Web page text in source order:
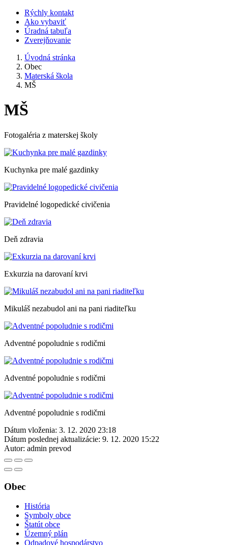
Rýchly kontakt
Ako vybaviť
Úradná tabuľa
Zverejňovanie
Úvodná stránka
Obec
Materská škola
MŠ
MŠ
Fotogaléria z materskej školy
Kuchynka pre malé gazdinky
Pravidelné logopedické civičenia
Deň zdravia
Exkurzia na darovaní krvi
Mikuláš nezabudol ani na pani riaditeľku
Adventné popoludnie s rodičmi
Adventné popoludnie s rodičmi
Adventné popoludnie s rodičmi
Dátum vloženia: 3. 12. 2020 23:18
Dátum poslednej aktualizácie: 9. 12. 2020 15:22
Autor: admin prevod
Obec
História
Symboly obce
Štatút obce
Územný plán
Odpadové hospodárstvo